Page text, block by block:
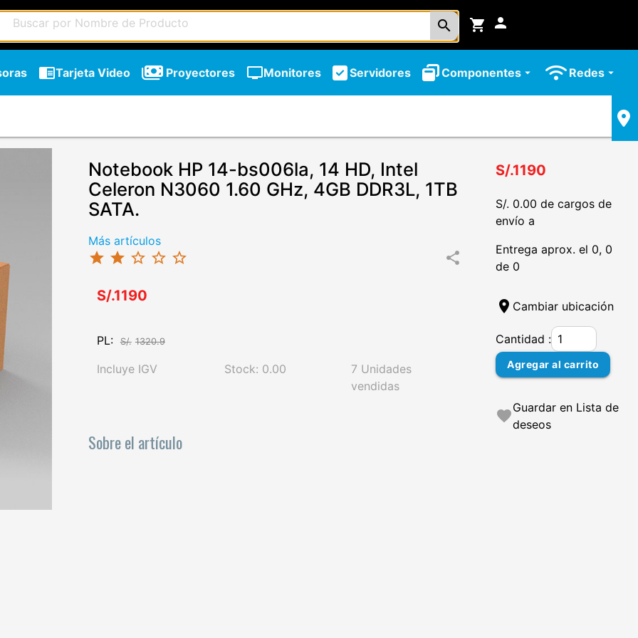
search shopping_cart person
chrome_reader_modeTarjeta Video Proyectores tvMonitores Servidores Componentesarrow_drop_down Redes arrow_drop_down
Notebook HP 14-bs006la, 14 HD, Intel
Celeron N3060 1.60 GHz, 4GB DDR3L, 1TB
SATA.
Más artículos
star star star_border star_border star_border share
S/.1190
PL: S/. 1320.9
Incluye IGV Stock: 0.00
7 Unidades
vendidas
Sobre el artículo
S/.1190
S/. 0.00 de cargos de
envío a
Entrega aprox. el 0, 0
de 0
location_on Cambiar ubicación
Cantidad :
Agregar al carrito
favoriteGuardar en Lista de
deseos